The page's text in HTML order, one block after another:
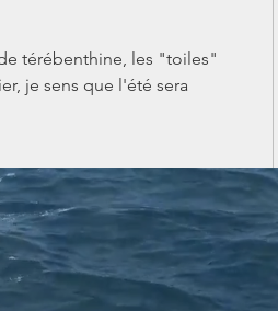
térébenthine, les "toiles"
je sens que l'été sera